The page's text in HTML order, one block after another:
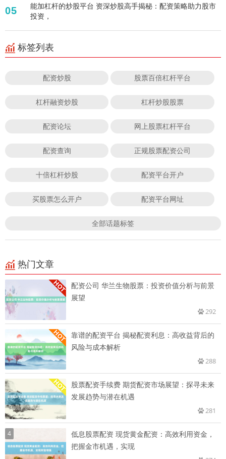
05
能加杠杆的炒股平台 资深炒股高手揭秘：配资策略助力股市
投资，
标签列表
配资炒股 股票百倍杠杆平台
杠杆融资炒股 杠杆炒股股票
配资论坛 网上股票杠杆平台
配资查询 正规股票配资公司
十倍杠杆炒股 配资平台开户
买股票怎么开户 配资平台网址
全部话题标签
热门文章
配资公司 华兰生物股票：投资价值分析与前景
展望
292
靠谱的配资平台 揭秘配资利息：高收益背后的
风险与成本解析
288
股票配资手续费 期货配资市场展望：探寻未来
发展趋势与潜在机遇
281
4
低息股票配资 现货黄金配资：高效利用资金，
把握金市机遇，实现